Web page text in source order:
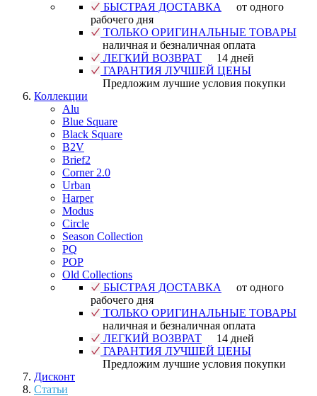
БЫСТРАЯ ДОСТАВКА
от одного
рабочего дня
ТОЛЬКО ОРИГИНАЛЬНЫЕ ТОВАРЫ
наличная и безналичная оплата
ЛЕГКИЙ ВОЗВРАТ
14 дней
ГАРАНТИЯ ЛУЧШЕЙ ЦЕНЫ
Предложим лучшие условия покупки
Коллекции
Alu
Blue Square
Black Square
B2V
Brief2
Corner 2.0
Urban
Harper
Modus
Circle
Season Collection
PQ
POP
Old Collections
БЫСТРАЯ ДОСТАВКА
от одного
рабочего дня
ТОЛЬКО ОРИГИНАЛЬНЫЕ ТОВАРЫ
наличная и безналичная оплата
ЛЕГКИЙ ВОЗВРАТ
14 дней
ГАРАНТИЯ ЛУЧШЕЙ ЦЕНЫ
Предложим лучшие условия покупки
Дисконт
Статьи